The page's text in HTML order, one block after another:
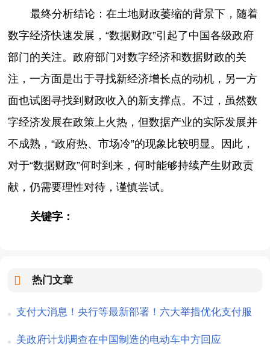
最终分析结论：在土地财政萎缩的背景下，随着
数字经济快速发展，“数据财政”引起了中国各级政府
部门的关注。政府部门对数字经济和数据财政的关
注，一方面是出于寻找新经济增长点的动机，另一方
面也试图寻找到财政收入的新支撑点。不过，虽然数
字经济发展在政策上火热，但数据产业的实际发展并
不成熟，“政府热、市场冷”的现象比较明显。因此，
对于“数据财政”何时到来，何时能够持续产生财政贡
献，仍需要理性对待，谨慎尝试。
关键字：
热门文章
支付大消息！央行等最新部署！六大举措优化支付服
务
美政府计划调查在中国制造的电动车中方回应